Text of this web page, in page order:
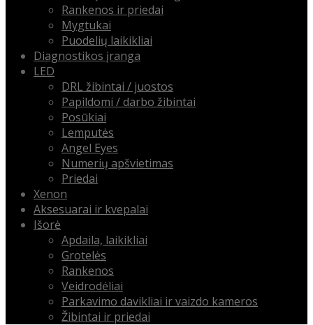
Rankenos ir priedai
Mygtukai
Puodelių laikikliai
Diagnostikos įranga
LED
DRL žibintai / juostos
Papildomi / darbo žibintai
Posūkiai
Lemputės
Angel Eyes
Numerių apšvietimas
Priedai
Xenon
Aksesuarai ir kvepalai
Išorė
Apdaila, laikikliai
Grotelės
Rankenos
Veidrodėliai
Parkavimo davikliai ir vaizdo kameros
Žibintai ir priedai